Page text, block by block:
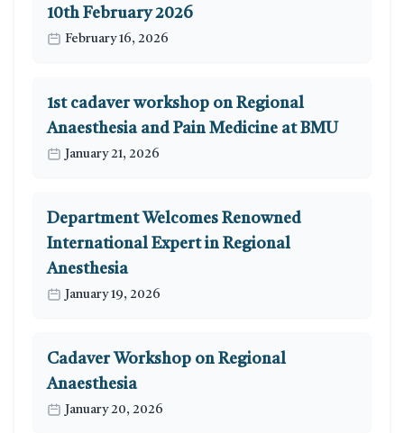
10th February 2026
February 16, 2026
1st cadaver workshop on Regional
Anaesthesia and Pain Medicine at BMU
January 21, 2026
Department Welcomes Renowned
International Expert in Regional
Anesthesia
January 19, 2026
Cadaver Workshop on Regional
Anaesthesia
January 20, 2026